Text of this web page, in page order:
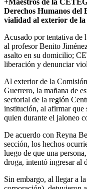
+Maestros de la
Derechos Humanos del
vialidad al exterior de
Acusado por tentativa de
al profesor Benito
asalto en su domicilio;
liberación y denunciar
Al exterior de la
Guerrero, la mañana de
sectorial de la región
institución, al afirmar que
quien durante el jaloneo
De acuerdo con Reyna
sección, los hechos
luego de que una
droga, intentó ingresar al
Sin embargo, al llegar a